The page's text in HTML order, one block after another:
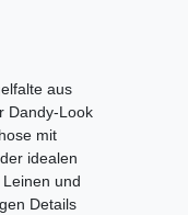
aus
Dandy-Look
mit
idealen
und
Details